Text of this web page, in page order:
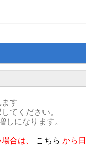
す
てください。
になります。
合は、 こちら から日